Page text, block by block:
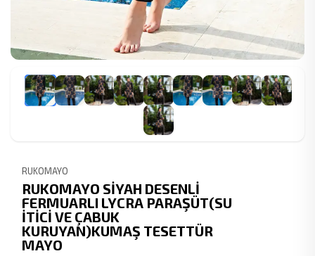
RUKOMAYO
RUKOMAYO SİYAH DESENLİ
FERMUARLI LYCRA PARAŞÜT(SU
İTİCİ VE ÇABUK
KURUYAN)KUMAŞ TESETTÜR
MAYO